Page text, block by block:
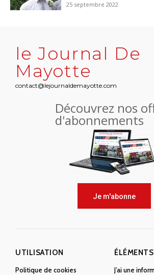
25 septembre 2022
le Journal De
Mayotte
contact@lejournaldemayotte.com
Découvrez nos
d'abonnements
Je m'abonne
UTILISATION
Politique de cookies
ÉLÉMENTS
J’ai une